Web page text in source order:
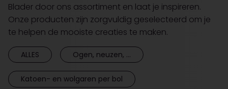
Blader door ons assortiment en laat je inspireren.
Onze producten zijn zorgvuldig geselecteerd om je
te helpen de mooiste creaties te maken.
ALLES Ogen, neuzen, ...
Katoen- en wolgaren per bol